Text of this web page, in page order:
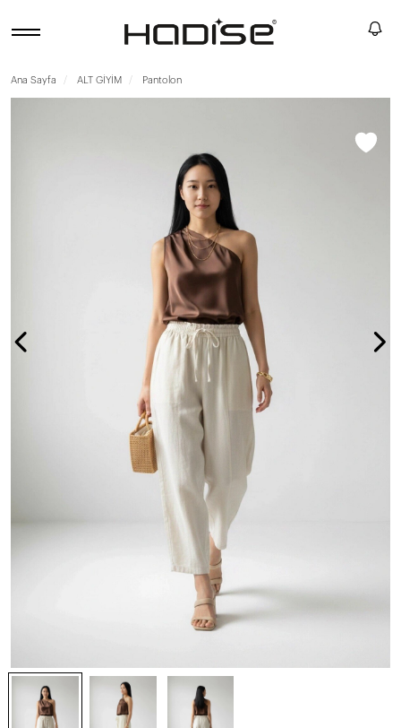
Ana Sayfa ALT GİYİM Pantolon